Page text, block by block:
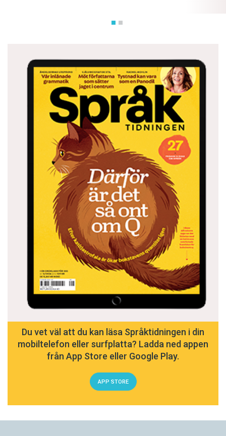
Du vet väl att du kan läsa Språktidningen i din
mobiltelefon eller surfplatta? Ladda ned appen
från App Store eller Google Play.
APP STORE